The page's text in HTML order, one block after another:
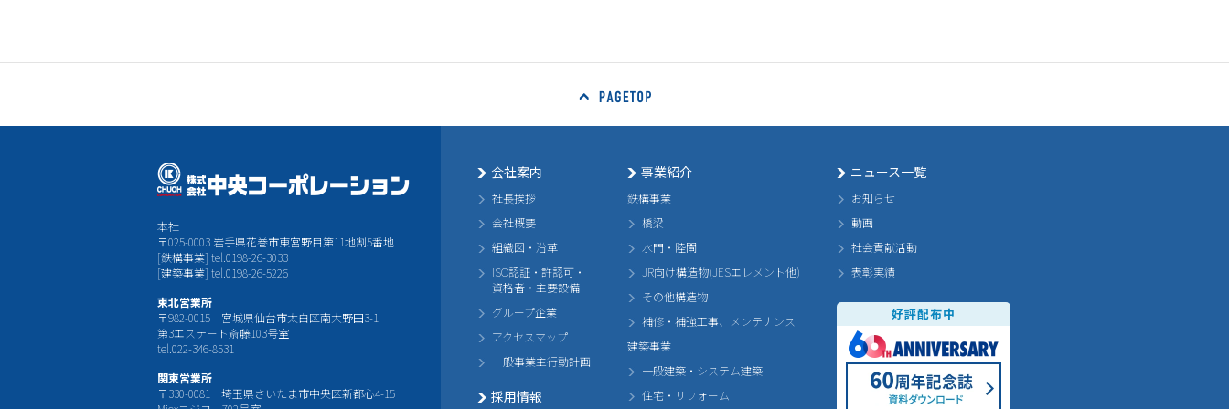
本社
〒025-0003 岩手県花巻市東宮野目第11地割5番地
[鉄構事業] tel.0198-26-3033
[建築事業] tel.0198-26-5226
東北営業所
〒982-0015 宮城県仙台市太白区南大野田3-1
第3エステート斎藤103号室
tel.022-346-8531
関東営業所
〒330-0081 埼玉県さいたま市中央区新都心4-15
会社案内
社長挨拶
会社概要
組織図・沿革
ISO認証・許認可・
資格者・主要設備
グループ企業
アクセスマップ
一般事業主行動計画
採用情報
事業紹介
鉄構事業
橋梁
水門・陸閘
JR向け構造物(JESエレメント他)
その他構造物
補修・補強工事、メンテナンス
建築事業
一般建築・システム建築
住宅・リフォーム
ニュース一覧
お知らせ
動画
社会貢献活動
表彰実績
好評配布中
60th Annivarsary